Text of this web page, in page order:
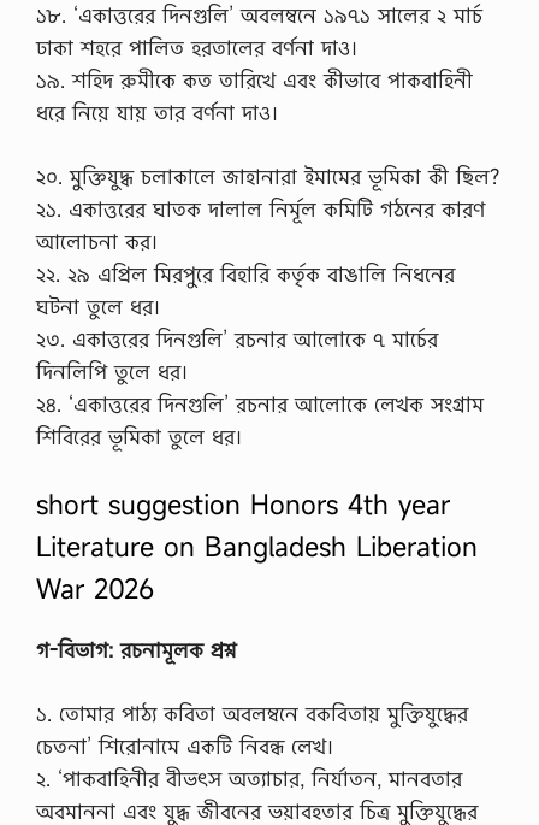
১৮. ‘একাত্তরের দিনগুলি’ অবলম্বনে ১৯৭১ সালের ২ মার্চ
ঢাকা শহরে পালিত হরতালের বর্ণনা দাও।
১৯. শহিদ রুমীকে কত তারিখে এবং কীভাবে পাকবাহিনী
ধরে নিয়ে যায় তার বর্ণনা দাও।
২০. মুক্তিযুদ্ধ চলাকালে জাহানারা ইমামের ভূমিকা কী ছিল?
২১. একাত্তরের ঘাতক দালাল নির্মূল কমিটি গঠনের কারণ
আলোচনা কর।
২২. ২৯ এপ্রিল মিরপুরে বিহারি কর্তৃক বাঙালি নিধনের
ঘটনা তুলে ধর।
২৩. একাত্তরের দিনগুলি’ রচনার আলোকে ৭ মার্চের
দিনলিপি তুলে ধর।
২৪. ‘একাত্তরের দিনগুলি’ রচনার আলোকে লেখক সংগ্রাম
শিবিরের ভূমিকা তুলে ধর।
short suggestion Honors 4th year
Literature on Bangladesh Liberation
War 2026
গ-বিভাগ: রচনামূলক প্রশ্ন
১. তোমার পাঠ্য কবিতা অবলম্বনে বকবিতায় মুক্তিযুদ্ধের
চেতনা’ শিরোনামে একটি নিবন্ধ লেখ।
২. ‘পাকবাহিনীর বীভৎস অত্যাচার, নির্যাতন, মানবতার
অবমাননা এবং যুদ্ধ জীবনের ভয়াবহতার চিত্র মুক্তিযুদ্ধের